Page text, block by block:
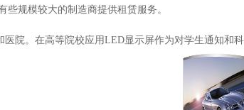
些规模较大的制造商提供租赁服务。
医院。在高等院校应用LED显示屏作为对学生通知和